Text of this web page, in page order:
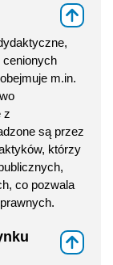
cenionych
m.in.
z
są przez
którzy
co pozwala